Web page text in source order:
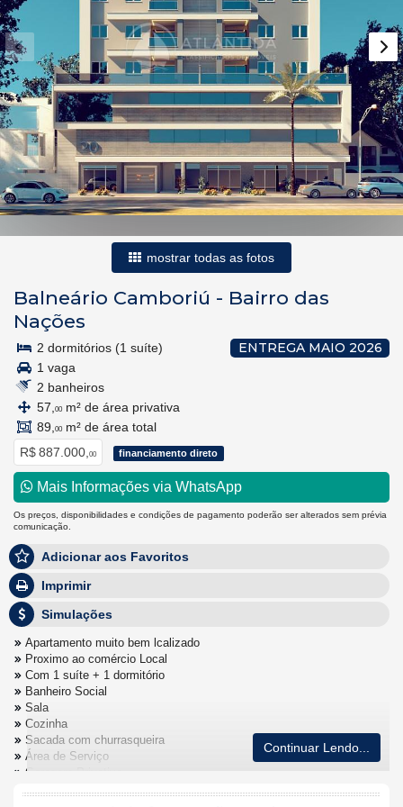
mostrar todas as fotos
Balneário Camboriú - Bairro das
Nações
ENTREGA MAIO 2026
2 dormitórios (1 suíte)
1 vaga
2 banheiros
57, 00 m² de área privativa
89, 00 m² de área total
R$ 887.000, 00 financiamento direto
Mais Informações via WhatsApp
Os preços, disponibilidades e condições de pagamento poderão ser alterados sem prévia
comunicação.
Adicionar aos Favoritos
Imprimir
Simulações
Apartamento muito bem lcalizado
Proximo ao comércio Local
Com 1 suíte + 1 dormitório
Banheiro Social
Sala
Cozinha
Sacada com churrasqueira
Área de Serviço
Garagem Privativa
Continuar Lendo...